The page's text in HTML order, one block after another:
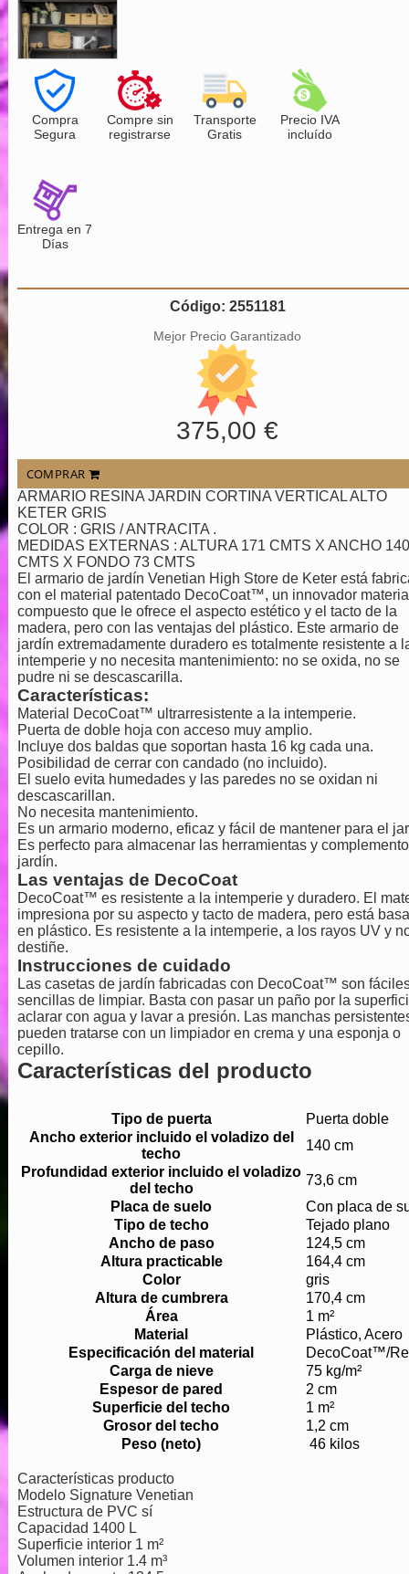
Compra
Segura
Compre sin
registrarse
Transporte
Gratis
Precio IVA
incluído
Entrega en 7
Días
Código: 2551181
Mejor Precio Garantizado
375,00 €
COMPRAR
ARMARIO RESINA JARDIN CORTINA VERTICAL ALTO
KETER GRIS
COLOR : GRIS / ANTRACITA .
MEDIDAS EXTERNAS : ALTURA 171 CMTS X ANCHO 140
CMTS X FONDO 73 CMTS
El armario de jardín Venetian High Store de Keter está
con el material patentado DecoCoat™, un innovador
compuesto que le ofrece el aspecto estético y el tacto de la
madera, pero con las ventajas del plástico. Este armario de
jardín extremadamente duradero es totalmente resistente a
intemperie y no necesita mantenimiento: no se oxida, no se
pudre ni se descascarilla.
Características:
Material DecoCoat™ ultrarresistente a la intemperie.
Puerta de doble hoja con acceso muy amplio.
Incluye dos baldas que soportan hasta 16 kg cada una.
Posibilidad de cerrar con candado (no incluido).
El suelo evita humedades y las paredes no se oxidan ni
descascarillan.
No necesita mantenimiento.
Es un armario moderno, eficaz y fácil de mantener para el
Es perfecto para almacenar las herramientas y
jardín.
Las ventajas de DecoCoat
DecoCoat™ es resistente a la intemperie y duradero. El
impresiona por su aspecto y tacto de madera, pero está
en plástico. Es resistente a la intemperie, a los rayos UV y
destiñe.
Instrucciones de cuidado
Las casetas de jardín fabricadas con DecoCoat™ son
sencillas de limpiar. Basta con pasar un paño por la
aclarar con agua y lavar a presión. Las manchas
pueden tratarse con un limpiador en crema y una esponja o
cepillo.
Características del producto
Tipo de puerta
Puerta doble
Ancho exterior incluido el voladizo del
techo
140 cm
Profundidad exterior incluido el voladizo
del techo
73,6 cm
Placa de suelo
Con placa de
Tipo de techo
Tejado plano
Ancho de paso
124,5 cm
Altura practicable
164,4 cm
Color
gris
Altura de cumbrera
170,4 cm
Área
1 m²
Material
Plástico, Acero
Especificación del material
DecoCoat™/
Carga de nieve
75 kg/m²
Espesor de pared
2 cm
Superficie del techo
1 m²
Grosor del techo
1,2 cm
Peso (neto)
46 kilos
Características producto
Modelo Signature Venetian
Estructura de PVC sí
Capacidad 1400 L
Superficie interior 1 m²
Volumen interior 1.4 m³